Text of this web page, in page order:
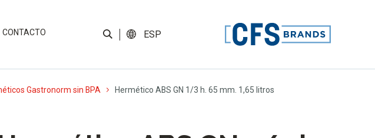
CONTACTO ESP
Gastronorm sin BPA Hermético ABS GN 1/3 h. 65 mm. 1,65 litros